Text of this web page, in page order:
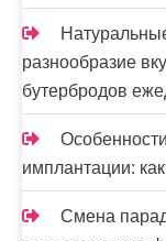
разнообразие
бутербродов
имплантации:
Смена